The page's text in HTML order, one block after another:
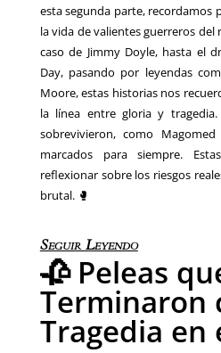
esta segunda parte, recordamos
la vida de valientes guerreros del
caso de Jimmy Doyle, hasta el
Day, pasando por leyendas
Moore, estas historias nos
la línea entre gloria y
sobrevivieron, como
marcados para siempre.
reflexionar sobre los riesgos
brutal. 🥊
Seguir Leyendo
🥀 Peleas
Terminaron
Tragedia en